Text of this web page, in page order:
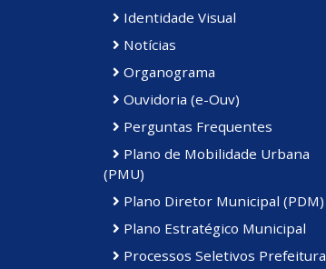
Identidade Visual
Notícias
Organograma
Ouvidoria (e-Ouv)
Perguntas Frequentes
Plano de Mobilidade Urbana
(PMU)
Plano Diretor Municipal (PDM)
Plano Estratégico Municipal
Processos Seletivos Prefeitura